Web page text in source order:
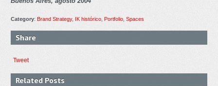
Category: Brand Strategy, IK histórico ,Portfolio ,Spaces
Share
Tweet
Related Posts